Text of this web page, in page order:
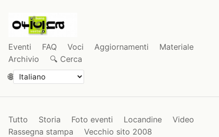
Eventi FAQ Voci Aggiornamenti
Materiale
Archivio
🔍 Cerca
🌐
Tutto Storia Foto eventi Locandine
Video
Rassegna stampa
Vecchio sito 2008